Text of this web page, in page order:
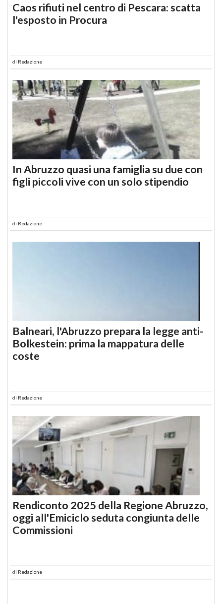
Caos rifiuti nel centro di Pescara: scatta
l'esposto in Procura
di Redazione
In Abruzzo quasi una famiglia su due con
figli piccoli vive con un solo stipendio
di Redazione
Balneari, l'Abruzzo prepara la legge anti-
Bolkestein: prima la mappatura delle
coste
di Redazione
Rendiconto 2025 della Regione Abruzzo,
oggi all'Emiciclo seduta congiunta delle
Commissioni
di Redazione